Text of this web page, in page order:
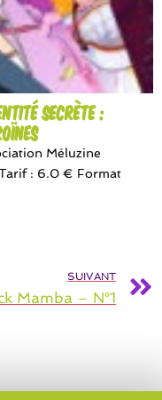
Secrète :
Méluzine
: 6.0 € Format
SUIVANT
Mamba – N°1